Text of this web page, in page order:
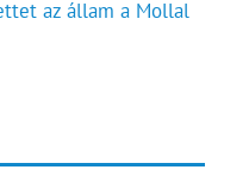
az állam a Mollal